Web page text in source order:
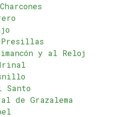
y al Reloj
Santo
de Grazalema